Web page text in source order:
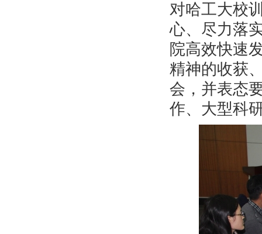
对哈工大校
心、尽力落
院高效快速
精神的收获
会，并表态
作、大型科